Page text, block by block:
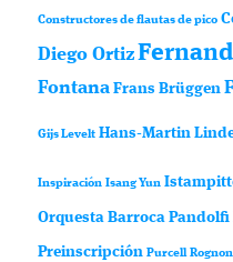
Constructores de flautas de pico
Diego Ortiz
Fontana Frans Brüggen
Gijs Levelt Hans-Martin
Inspiración Isang Yun
Orquesta Barroca Pandolfi
Preinscripción Purcell